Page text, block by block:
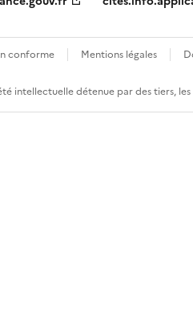
conforme Mentions légales
intellectuelle détenue par des tiers,